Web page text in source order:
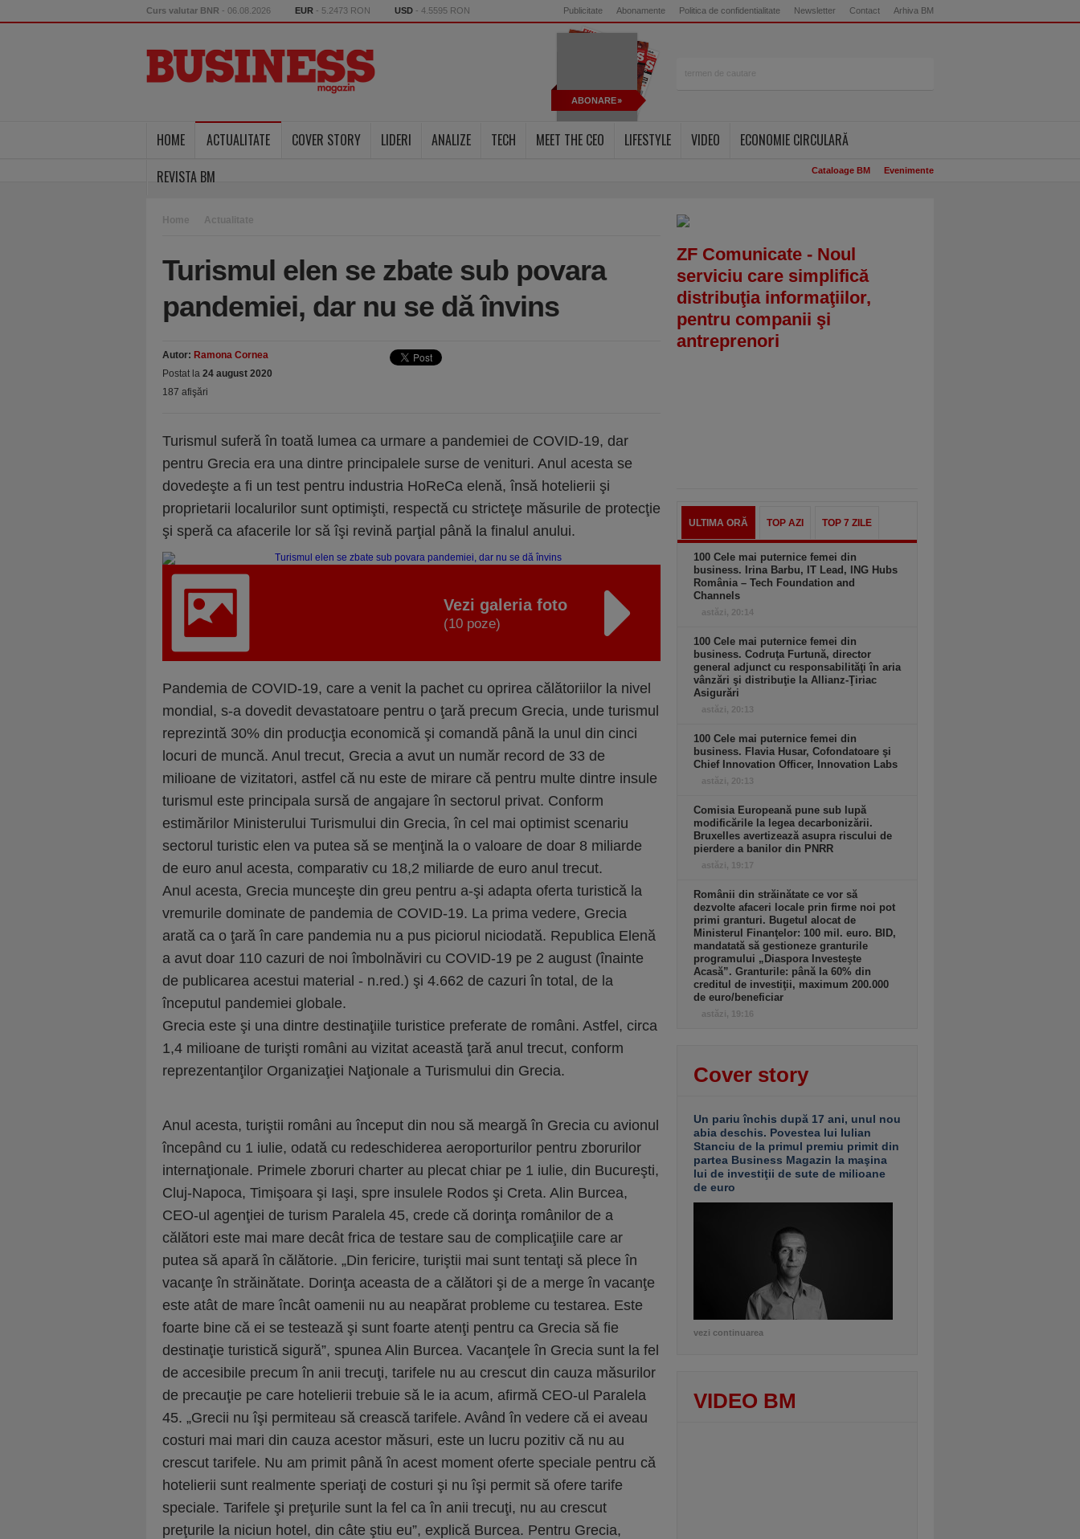
Curs valutar BNR - 06.08.2026 EUR - 5.2473 RON USD - 4.5595 RON Publicitate Abonamente Politica de confidentialitate Newsletter Contact Arhiva BM
ABONARE
HOME ACTUALITATE COVER STORY LIDERI ANALIZE TECH MEET THE CEO LIFESTYLE VIDEO
ECONOMIE CIRCULARĂ
REVISTA BM
Cataloage BM Evenimente
Home Actualitate
Turismul elen se zbate sub povara
pandemiei, dar nu se dă învins
Autor: Ramona Cornea
Postat la 24 august 2020
187 afişări
Turismul suferă în toată lumea ca urmare a pandemiei de COVID-19, dar
pentru Grecia era una dintre principalele surse de venituri. Anul acesta se
dovedeşte a fi un test pentru industria HoReCa elenă, însă hotelierii şi
proprietarii localurilor sunt optimişti, respectă cu stricteţe măsurile de protecţie
şi speră ca afacerile lor să îşi revină parţial până la finalul anului.
Vezi galeria foto
(10 poze)
Pandemia de COVID-19, care a venit la pachet cu oprirea călătoriilor la nivel
mondial, s-a dovedit devastatoare pentru o ţară precum Grecia, unde turismul
reprezintă 30% din producţia economică şi comandă până la unul din cinci
locuri de muncă. Anul trecut, Grecia a avut un număr record de 33 de
milioane de vizitatori, astfel că nu este de mirare că pentru multe dintre insule
turismul este principala sursă de angajare în sectorul privat. Conform
estimărilor Ministerului Turismului din Grecia, în cel mai optimist scenariu
sectorul turistic elen va putea să se menţină la o valoare de doar 8 miliarde
de euro anul acesta, comparativ cu 18,2 miliarde de euro anul trecut.
Anul acesta, Grecia munceşte din greu pentru a-şi adapta oferta turistică la
vremurile dominate de pandemia de COVID-19. La prima vedere, Grecia
arată ca o ţară în care pandemia nu a pus piciorul niciodată. Republica Elenă
a avut doar 110 cazuri de noi îmbolnăviri cu COVID-19 pe 2 august (înainte
de publicarea acestui material - n.red.) şi 4.662 de cazuri în total, de la
începutul pandemiei globale.
Grecia este şi una dintre destinaţiile turistice preferate de români. Astfel, circa
1,4 milioane de turişti români au vizitat această ţară anul trecut, conform
reprezentanţilor Organizaţiei Naţionale a Turismului din Grecia.
Anul acesta, turiştii români au început din nou să meargă în Grecia cu avionul
începând cu 1 iulie, odată cu redeschiderea aeroporturilor pentru zborurilor
internaţionale. Primele zboruri charter au plecat chiar pe 1 iulie, din Bucureşti,
Cluj-Napoca, Timişoara şi Iaşi, spre insulele Rodos şi Creta. Alin Burcea,
CEO-ul agenţiei de turism Paralela 45, crede că dorinţa românilor de a
călători este mai mare decât frica de testare sau de complicaţiile care ar
putea să apară în călătorie. „Din fericire, turiştii mai sunt tentaţi să plece în
vacanţe în străinătate. Dorinţa aceasta de a călători şi de a merge în vacanţe
este atât de mare încât oamenii nu au neapărat probleme cu testarea. Este
foarte bine că ei se testează şi sunt foarte atenţi pentru ca Grecia să fie
destinaţie turistică sigură”, spunea Alin Burcea. Vacanţele în Grecia sunt la fel
de accesibile precum în anii trecuţi, tarifele nu au crescut din cauza măsurilor
de precauţie pe care hotelierii trebuie să le ia acum, afirmă CEO-ul Paralela
45. „Grecii nu îşi permiteau să crească tarifele. Având în vedere că ei aveau
costuri mai mari din cauza acestor măsuri, este un lucru pozitiv că nu au
crescut tarifele. Nu am primit până în acest moment oferte speciale pentru că
hotelierii sunt realmente speriaţi de costuri şi nu îşi permit să ofere tarife
speciale. Tarifele şi preţurile sunt la fel ca în anii trecuţi, nu au crescut
preţurile la niciun hotel, din câte ştiu eu”, explică Burcea. Pentru Grecia,
ZF Comunicate - Noul
serviciu care simplifică
distribuţia informaţiilor,
pentru companii şi
antreprenori
ULTIMA ORĂ TOP AZI TOP 7 ZILE
100 Cele mai puternice femei din
business. Irina Barbu, IT Lead, ING Hubs
România – Tech Foundation and
Channels
astăzi, 20:14
100 Cele mai puternice femei din
business. Codruţa Furtună, director
general adjunct cu responsabilităţi în aria
vânzări şi distribuţie la Allianz-Ţiriac
Asigurări
astăzi, 20:13
100 Cele mai puternice femei din
business. Flavia Husar, Cofondatoare şi
Chief Innovation Officer, Innovation Labs
astăzi, 20:13
Comisia Europeană pune sub lupă
modificările la legea decarbonizării.
Bruxelles avertizează asupra riscului de
pierdere a banilor din PNRR
astăzi, 19:17
Românii din străinătate ce vor să
dezvolte afaceri locale prin firme noi pot
primi granturi. Bugetul alocat de
Ministerul Finanţelor: 100 mil. euro. BID,
mandatată să gestioneze granturile
programului „Diaspora Investeşte
Acasă”. Granturile: până la 60% din
creditul de investiţii, maximum 200.000
de euro/beneficiar
astăzi, 19:16
Cover story
Un pariu închis după 17 ani, unul nou
abia deschis. Povestea lui Iulian
Stanciu de la primul premiu primit din
partea Business Magazin la maşina
lui de investiţii de sute de milioane
de euro
vezi continuarea
VIDEO BM